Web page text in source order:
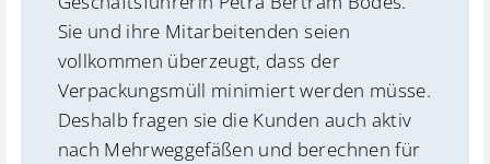
Sie und ihre Mitarbeitenden seien
vollkommen überzeugt, dass der
Verpackungsmüll minimiert werden müsse.
Deshalb fragen sie die Kunden auch aktiv
nach Mehrweggefäßen und berechnen für